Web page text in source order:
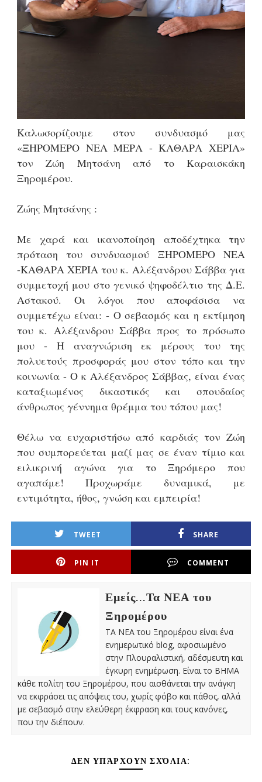
Καλωσορίζουμε στον συνδυασμό μας
«ΞΗΡΟΜΕΡΟ ΝΕΑ ΜΕΡΑ - ΚΑΘΑΡΑ ΧΕΡΙΑ»
τον Ζώη Μητσάνη από το Καραισκάκη
Ξηρομέρου.
Ζώης Μητσάνης :
Με χαρά και ικανοποίηση αποδέχτηκα την
πρόταση του συνδυασμού ΞΗΡΟΜΕΡΟ ΝΕΑ
-ΚΑΘΑΡΑ ΧΕΡΙΑ του κ. Αλέξανδρου Σάββα για
συμμετοχή μου στο γενικό ψηφοδέλτιο της Δ.Ε.
Αστακού. Οι λόγοι που αποφάσισα να
συμμετέχω είναι: - Ο σεβασμός και η εκτίμηση
του κ. Αλέξανδρου Σάββα προς το πρόσωπο
μου - Η αναγνώριση εκ μέρους του της
πολυετούς προσφοράς μου στον τόπο και την
κοινωνία - Ο κ Αλέξανδρος Σάββας, είναι ένας
καταξιωμένος δικαστικός και σπουδαίος
άνθρωπος γέννημα θρέμμα του τόπου μας!
Θέλω να ευχαριστήσω από καρδιάς τον Ζώη
που συμπορεύεται μαζί μας σε έναν τίμιο και
ειλικρινή αγώνα για το Ξηρόμερο που
αγαπάμε! Προχωράμε δυναμικά, με
εντιμότητα, ήθος, γνώση και εμπειρία!
TWEET SHARE
PIN IT COMMENT
Εμείς...Τα ΝΕΑ του
Ξηρομέρου
ΤΑ ΝΕΑ του Ξηρομέρου είναι ένα
ενημερωτικό blog, αφοσιωμένο
στην Πλουραλιστική, αδέσμευτη και
έγκυρη ενημέρωση. Είναι το ΒΗΜΑ
κάθε πολίτη του Ξηρομέρου, που αισθάνεται την ανάγκη
να εκφράσει τις απόψεις του, χωρίς φόβο και πάθος, αλλά
με σεβασμό στην ελεύθερη έκφραση και τους κανόνες,
που την διέπουν.
ΔΕΝ ΥΠΆΡΧΟΥΝ ΣΧΌΛΙΑ: